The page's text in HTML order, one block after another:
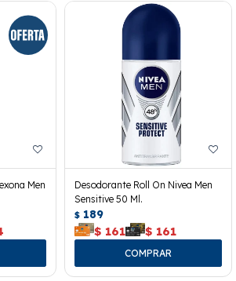
Men
Desodorante Roll On Nivea Men
Sensitive 50 Ml.
$ 189
$ 161 $ 161